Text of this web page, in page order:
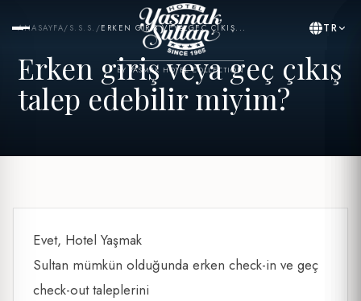
BY YASMAK HOTEL COLLECTION
TR
ANASAYFA/ S.S.S. /ERKEN GIRIŞ VEYA GEÇ ÇIKIŞ...
Erken giriş veya geç çıkış
talep edebilir miyim?
Evet, Hotel Yaşmak
Sultan mümkün olduğunda erken check-in ve geç
check-out taleplerini